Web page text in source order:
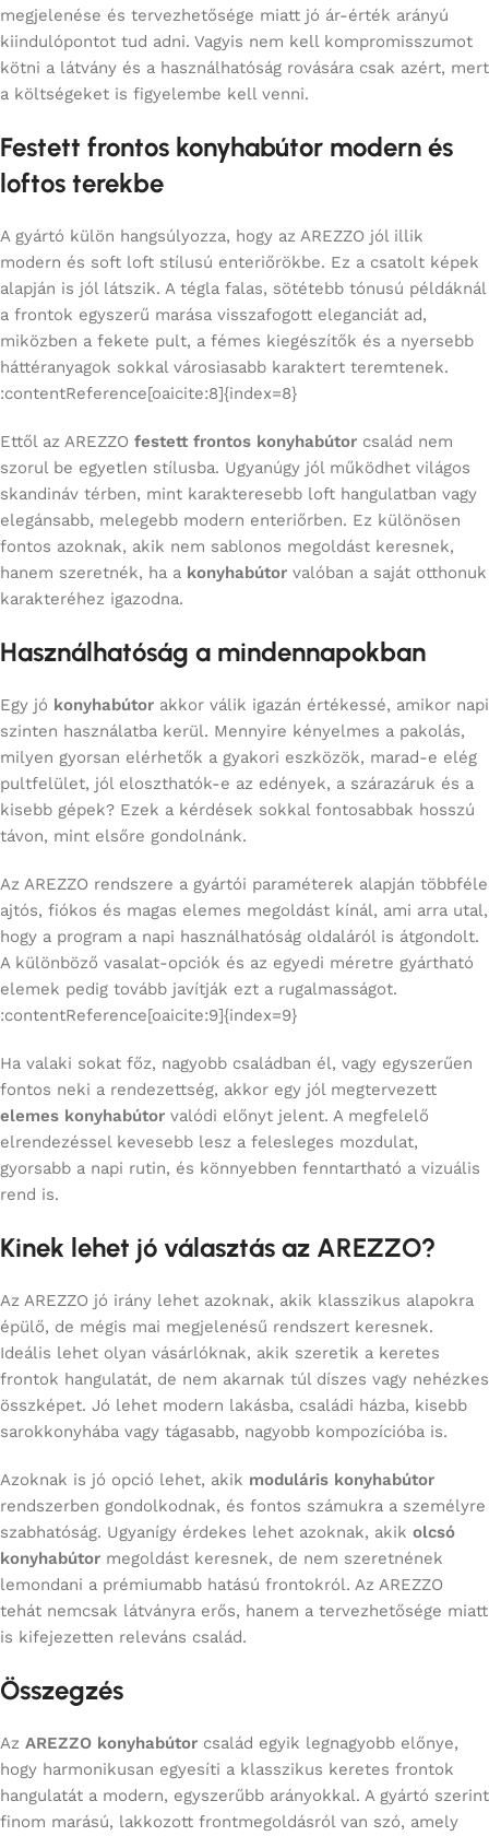
megjelenése és tervezhetősége miatt jó ár-érték arányú
kiindulópontot tud adni. Vagyis nem kell kompromisszumot
kötni a látvány és a használhatóság rovására csak azért, mert
a költségeket is figyelembe kell venni.
Festett frontos konyhabútor modern és
loftos terekbe
A gyártó külön hangsúlyozza, hogy az AREZZO jól illik
modern és soft loft stílusú enteriőrökbe. Ez a csatolt képek
alapján is jól látszik. A tégla falas, sötétebb tónusú példáknál
a frontok egyszerű marása visszafogott eleganciát ad,
miközben a fekete pult, a fémes kiegészítők és a nyersebb
háttéranyagok sokkal városiasabb karaktert teremtenek.
:contentReference[oaicite:8]{index=8}
Ettől az AREZZO festett frontos konyhabútor család nem
szorul be egyetlen stílusba. Ugyanúgy jól működhet világos
skandináv térben, mint karakteresebb loft hangulatban vagy
elegánsabb, melegebb modern enteriőrben. Ez különösen
fontos azoknak, akik nem sablonos megoldást keresnek,
hanem szeretnék, ha a konyhabútor valóban a saját otthonuk
karakteréhez igazodna.
Használhatóság a mindennapokban
Egy jó konyhabútor akkor válik igazán értékessé, amikor napi
szinten használatba kerül. Mennyire kényelmes a pakolás,
milyen gyorsan elérhetők a gyakori eszközök, marad-e elég
pultfelület, jól eloszthatók-e az edények, a szárazáruk és a
kisebb gépek? Ezek a kérdések sokkal fontosabbak hosszú
távon, mint elsőre gondolnánk.
Az AREZZO rendszere a gyártói paraméterek alapján többféle
ajtós, fiókos és magas elemes megoldást kínál, ami arra utal,
hogy a program a napi használhatóság oldaláról is átgondolt.
A különböző vasalat-opciók és az egyedi méretre gyártható
elemek pedig tovább javítják ezt a rugalmasságot.
:contentReference[oaicite:9]{index=9}
Ha valaki sokat főz, nagyobb családban él, vagy egyszerűen
fontos neki a rendezettség, akkor egy jól megtervezett
elemes konyhabútor valódi előnyt jelent. A megfelelő
elrendezéssel kevesebb lesz a felesleges mozdulat,
gyorsabb a napi rutin, és könnyebben fenntartható a vizuális
rend is.
Kinek lehet jó választás az AREZZO?
Az AREZZO jó irány lehet azoknak, akik klasszikus alapokra
épülő, de mégis mai megjelenésű rendszert keresnek.
Ideális lehet olyan vásárlóknak, akik szeretik a keretes
frontok hangulatát, de nem akarnak túl díszes vagy nehézkes
összképet. Jó lehet modern lakásba, családi házba, kisebb
sarokkonyhába vagy tágasabb, nagyobb kompozícióba is.
Azoknak is jó opció lehet, akik moduláris konyhabútor
rendszerben gondolkodnak, és fontos számukra a személyre
szabhatóság. Ugyanígy érdekes lehet azoknak, akik olcsó
konyhabútor megoldást keresnek, de nem szeretnének
lemondani a prémiumabb hatású frontokról. Az AREZZO
tehát nemcsak látványra erős, hanem a tervezhetősége miatt
is kifejezetten releváns család.
Összegzés
Az AREZZO konyhabútor család egyik legnagyobb előnye,
hogy harmonikusan egyesíti a klasszikus keretes frontok
hangulatát a modern, egyszerűbb arányokkal. A gyártó szerint
finom marású, lakkozott frontmegoldásról van szó, amely